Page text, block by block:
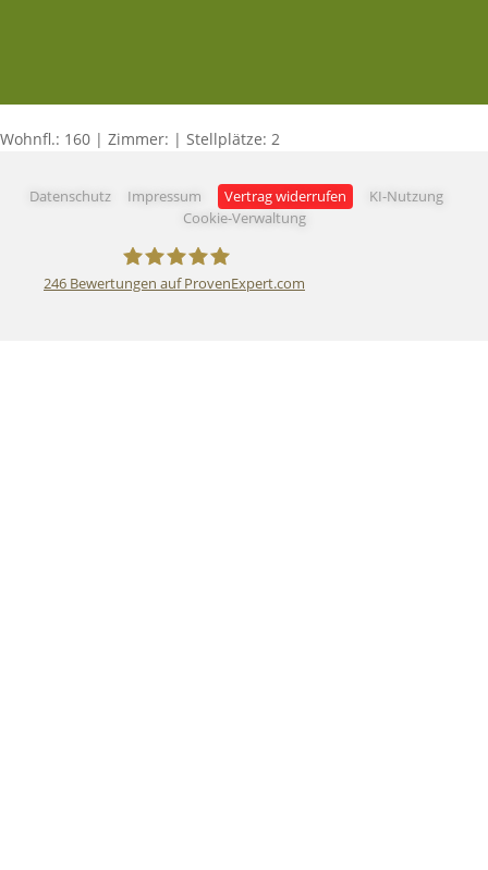
Datenschutz Impressum Vertrag widerrufen
KI-Nutzung
Cookie-Verwaltung
246 Bewertungen auf ProvenExpert.com
Wohnfl.: 160 | Zimmer: | Stellplätze: 2